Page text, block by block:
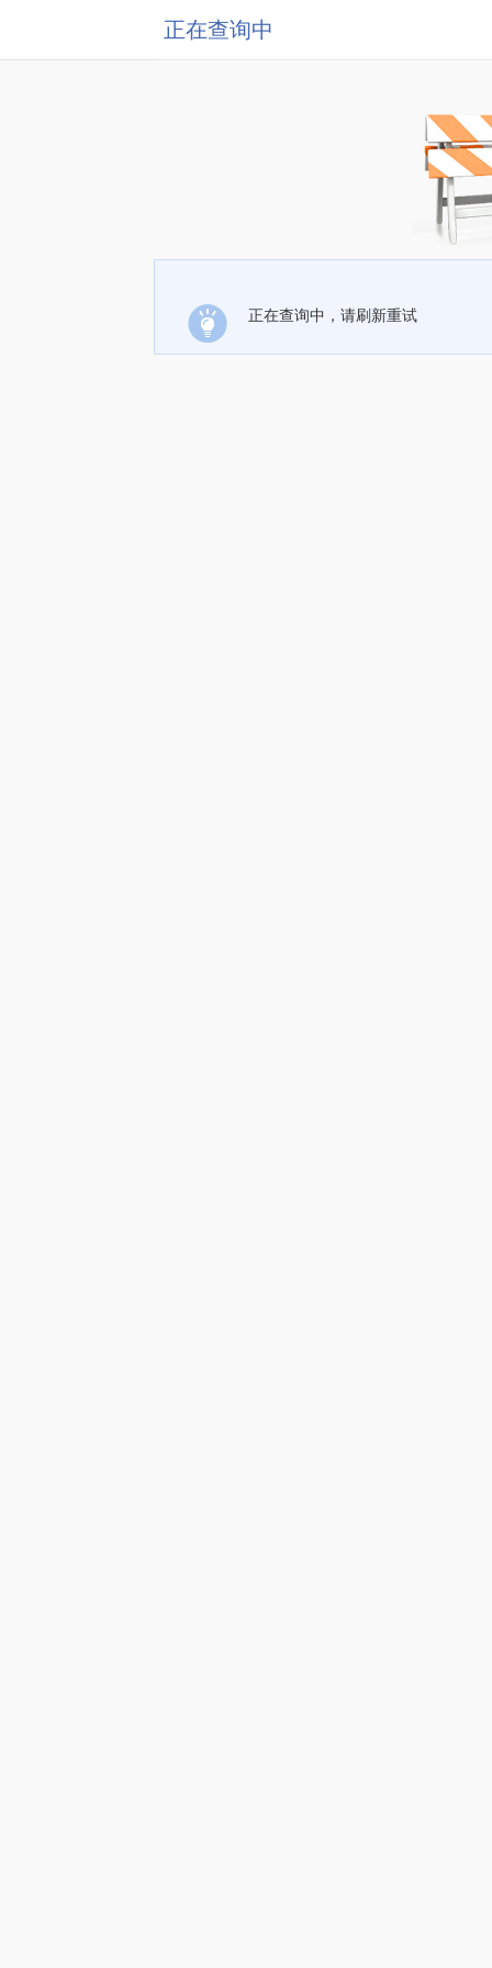
正在查询中
正在查询中，请刷新重试